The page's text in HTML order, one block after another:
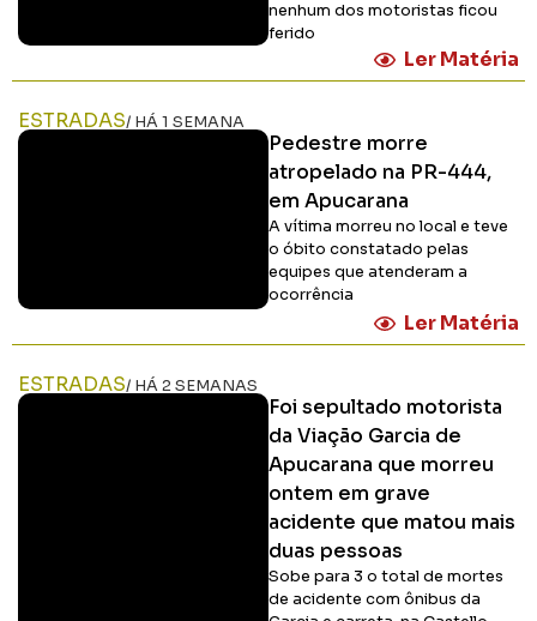
nenhum dos motoristas ficou
ferido
Ler Matéria
ESTRADAS/ HÁ 1 SEMANA
Pedestre morre
atropelado na PR-444,
em Apucarana
A vítima morreu no local e teve
o óbito constatado pelas
equipes que atenderam a
ocorrência
Ler Matéria
ESTRADAS/ HÁ 2 SEMANAS
Foi sepultado motorista
da Viação Garcia de
Apucarana que morreu
ontem em grave
acidente que matou mais
duas pessoas
Sobe para 3 o total de mortes
de acidente com ônibus da